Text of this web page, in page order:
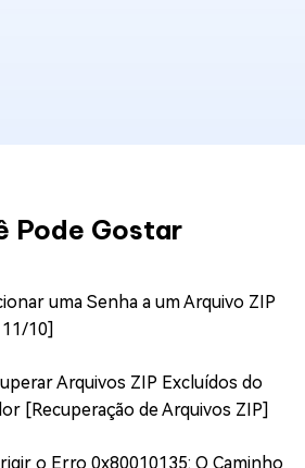
Pode Gostar
uma Senha a um Arquivo ZIP
10]
Arquivos ZIP Excluídos do
[Recuperação de Arquivos ZIP]
o Erro 0x80010135: O Caminho